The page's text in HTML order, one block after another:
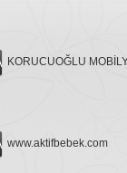
KORUCUOĞLU
www.aktifbebek.com